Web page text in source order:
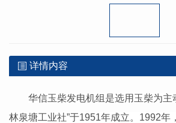
详情内容
华信玉柴发电机组是选用玉柴为主
林泉塘工业社”于1951年成立。1992年